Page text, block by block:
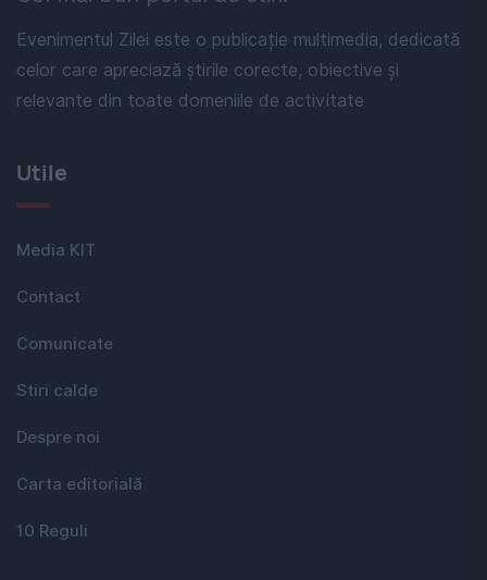
Evenimentul Zilei este o publicație multimedia, dedicată
celor care apreciază știrile corecte, obiective și
relevante din toate domeniile de activitate
Utile
Media KIT
Contact
Comunicate
Stiri calde
Despre noi
Carta editorială
10 Reguli